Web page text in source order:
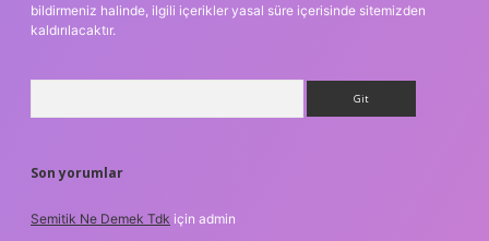
bildirmeniz halinde, ilgili içerikler yasal süre içerisinde sitemizden
kaldırılacaktır.
Son yorumlar
Semitik Ne Demek Tdk için admin